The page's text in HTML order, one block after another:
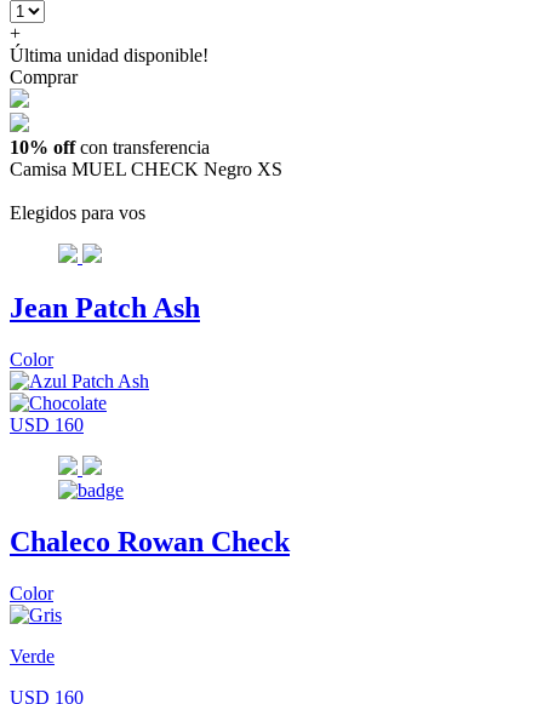
+
Última unidad disponible!
Comprar
10% offcon transferencia
Camisa MUEL CHECK Negro XS
Elegidos para vos
Jean Patch Ash
Color
USD 160
Chaleco Rowan Check
Color
Verde
USD 160